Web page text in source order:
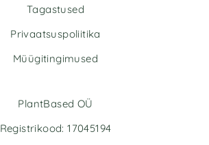
Tagastused
Privaatsuspoliitika
Müügitingimused
PlantBased OÜ
Registrikood: 17045194